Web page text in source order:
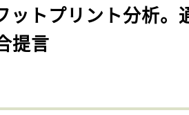
ットプリント分析。
提言